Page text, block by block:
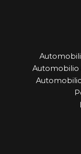
Automobilio